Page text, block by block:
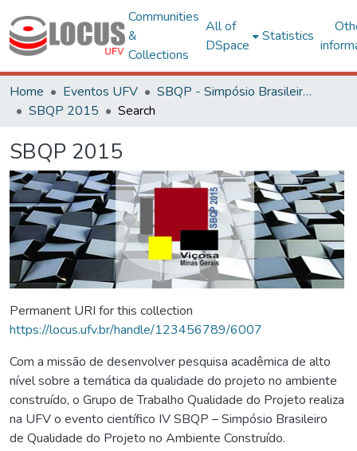
Communities
&
Collections
All of
DSpace
Statistics
Home Eventos UFV
SBQP - Simpósio Brasileiro de Qualidade do Projeto no Ambiente Construído
SBQP 2015
Search
SBQP 2015
Permanent URI for this collection
https://locus.ufv.br/handle/123456789/6007
Com a missão de desenvolver pesquisa acadêmica de alto
nível sobre a temática da qualidade do projeto no ambiente
construído, o Grupo de Trabalho Qualidade do Projeto realiza
na UFV o evento científico IV SBQP – Simpósio Brasileiro
de Qualidade do Projeto no Ambiente Construído.